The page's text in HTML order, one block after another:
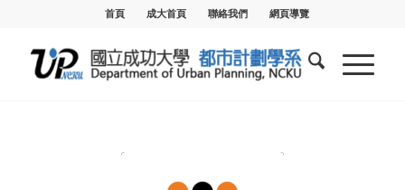
首頁 成大首頁 聯絡我們 網頁導覽